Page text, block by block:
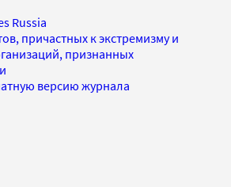
Russia
причастных к экстремизму и
признанных
версию журнала